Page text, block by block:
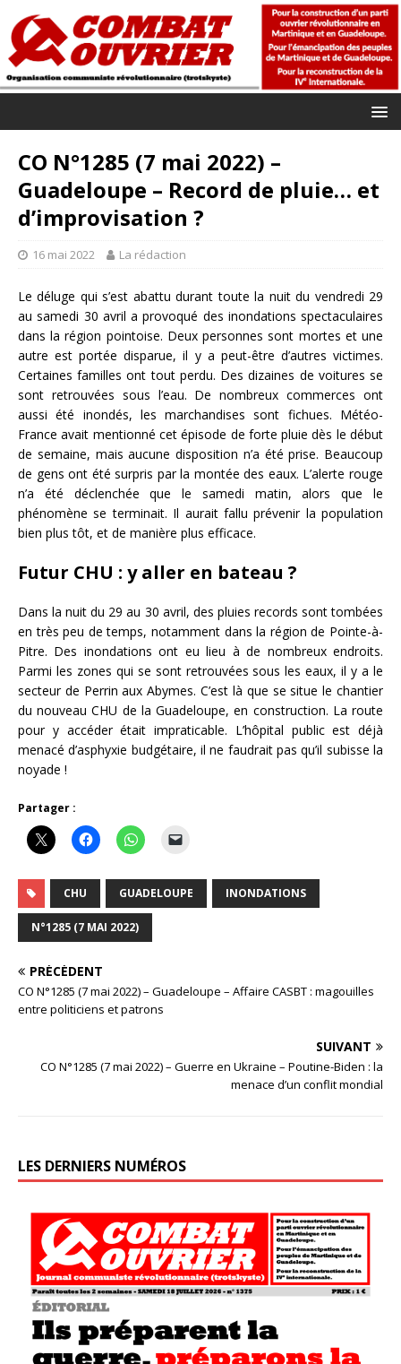
CO N°1285 (7 mai 2022) –
Guadeloupe – Record de pluie… et
d’improvisation ?
16 mai 2022 La rédaction
Le déluge qui s’est abattu durant toute la nuit du vendredi 29
au samedi 30 avril a provoqué des inondations spectaculaires
dans la région pointoise. Deux personnes sont mortes et une
autre est portée disparue, il y a peut-être d’autres victimes.
Certaines familles ont tout perdu. Des dizaines de voitures se
sont retrouvées sous l’eau. De nombreux commerces ont
aussi été inondés, les marchandises sont fichues. Météo-
France avait mentionné cet épisode de forte pluie dès le début
de semaine, mais aucune disposition n’a été prise. Beaucoup
de gens ont été surpris par la montée des eaux. L’alerte rouge
n’a été déclenchée que le samedi matin, alors que le
phénomène se terminait. Il aurait fallu prévenir la population
bien plus tôt, et de manière plus efficace.
Futur CHU : y aller en bateau ?
Dans la nuit du 29 au 30 avril, des pluies records sont tombées
en très peu de temps, notamment dans la région de Pointe-à-
Pitre. Des inondations ont eu lieu à de nombreux endroits.
Parmi les zones qui se sont retrouvées sous les eaux, il y a le
secteur de Perrin aux Abymes. C’est là que se situe le chantier
du nouveau CHU de la Guadeloupe, en construction. La route
pour y accéder était impraticable. L’hôpital public est déjà
menacé d’asphyxie budgétaire, il ne faudrait pas qu’il subisse la
noyade !
Partager :
CHU GUADELOUPE INONDATIONS
N°1285 (7 MAI 2022)
PRÉCÉDENT
CO N°1285 (7 mai 2022) – Guadeloupe – Affaire CASBT : magouilles
entre politiciens et patrons
SUIVANT
CO N°1285 (7 mai 2022) – Guerre en Ukraine – Poutine-Biden : la
menace d’un conflit mondial
LES DERNIERS NUMÉROS